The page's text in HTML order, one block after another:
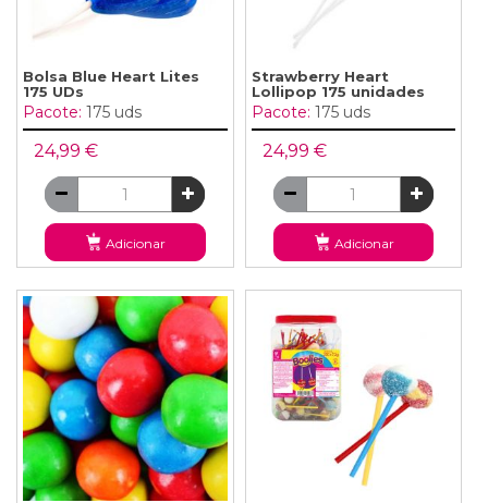
Bolsa Blue Heart Lites
175 UDs
Pacote: 175 uds
24,99 €
Adicionar
Strawberry Heart
Lollipop 175 unidades
Pacote: 175 uds
24,99 €
Adicionar